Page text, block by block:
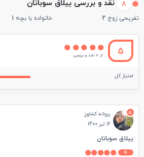
8 نقد و بررسی ييلاق سوباتان
تفریحی زوج 2 خانواده با بچه 1
5 از 8 نقد و بررسی
امتیاز کل
5
پروانه کشاورز
12 تیر 1400
ییلاق سوباتان
5